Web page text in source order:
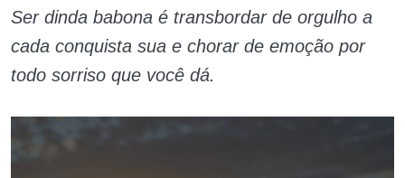
Ser dinda babona é transbordar de orgulho a
cada conquista sua e chorar de emoção por
todo sorriso que você dá.